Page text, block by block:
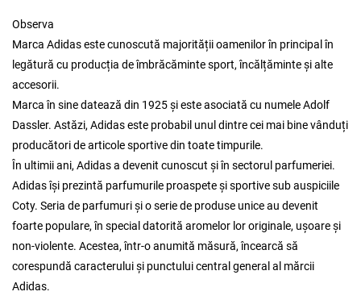
Observa
Marca Adidas este cunoscută majorității oamenilor în principal în
legătură cu producția de îmbrăcăminte sport, încălțăminte și alte
accesorii.
Marca în sine datează din 1925 și este asociată cu numele Adolf
Dassler. Astăzi, Adidas este probabil unul dintre cei mai bine vânduți
producători de articole sportive din toate timpurile.
În ultimii ani, Adidas a devenit cunoscut și în sectorul parfumeriei.
Adidas își prezintă parfumurile proaspete și sportive sub auspiciile
Coty. Seria de parfumuri și o serie de produse unice au devenit
foarte populare, în special datorită aromelor lor originale, ușoare și
non-violente. Acestea, într-o anumită măsură, încearcă să
corespundă caracterului și punctului central general al mărcii
Adidas.